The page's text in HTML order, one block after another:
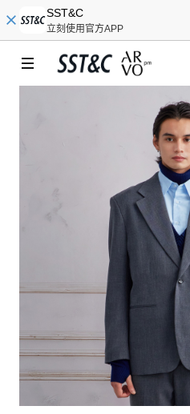
SST&C
立刻使用官方APP